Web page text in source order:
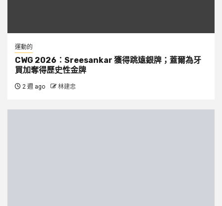
運動的
CWG 2026：Sreesankar 獲得跳遠銀牌；蓋爾為牙
買加奪得歷史性金牌
2 週 ago 林建忠